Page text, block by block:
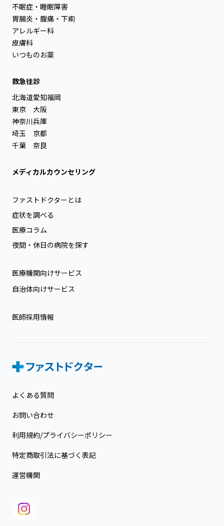
不眠症・睡眠障害
胃腸炎・腹痛・下痢
アレルギー科
皮膚科
いつものお薬
救急往診
北海道
東京
神奈川
埼玉
千葉
愛知
大阪
兵庫
京都
奈良
福岡
メディカルカウンセリング
ファストドクターとは
症状を調べる
医療コラム
夜間・休日の病院を探す
医療機関向けサービス
自治体向けサービス
医師採用情報
よくある質問
お問い合わせ
利用規約/プライバシーポリシー
特定商取引法に基づく表記
運営機関